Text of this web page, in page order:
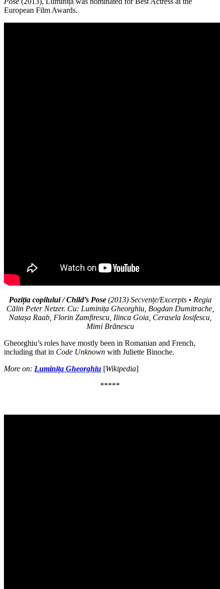
European Film Awards.
Poziția copilului / Child’s Pose(2013) Secvențe/Excerpts • Regia
Călin Peter Netzer. Cu: Luminița Gheorghiu, Bogdan Dumitrache,
Natașa Raab, Florin Zamfirescu, Ilinca Goia, Cerasela Iosifescu,
Mimi Brănescu
Gheorghiu’s roles have mostly been in Romanian and French,
including that in Code Unknown with Juliette Binoche.
More on: Luminița Gheorghiu [Wikipedia]
*****